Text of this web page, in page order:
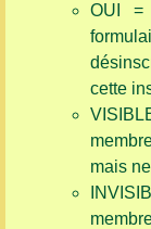
OUI =
cette
mais